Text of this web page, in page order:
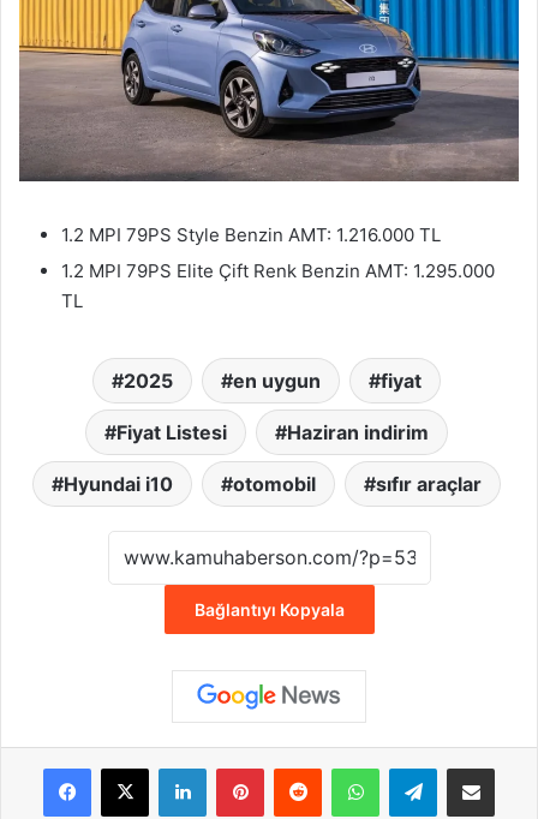
1.2 MPI 79PS Style Benzin AMT: 1.216.000 TL
1.2 MPI 79PS Elite Çift Renk Benzin AMT: 1.295.000
TL
2025 en uygun fiyat
Fiyat Listesi Haziran indirim
Hyundai i10 otomobil sıfır araçlar
Bağlantıyı Kopyala
Facebook
X LinkedInPinterestReddit WhatsAppTelegramE-Posta ile